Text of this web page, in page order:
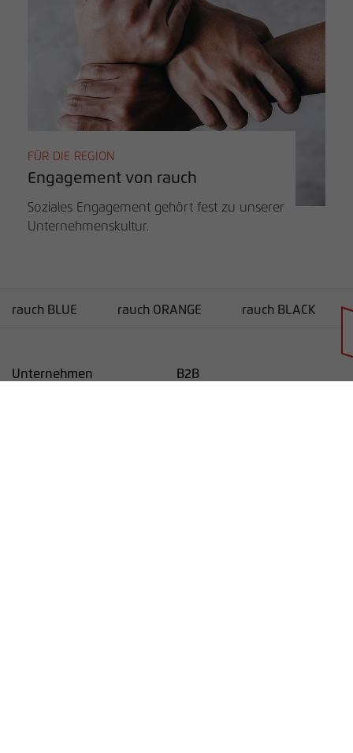
FÜR DIE REGION
Engagement von rauch
Soziales Engagement gehört fest zu unserer
Unternehmenskultur.
rauch BLUE rauch ORANGE rauch BLACK
Unternehmen B2B